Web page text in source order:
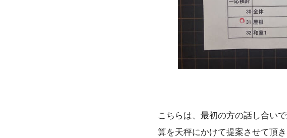
こちらは、最初の方の話し合い
算を天秤にかけて提案させて頂